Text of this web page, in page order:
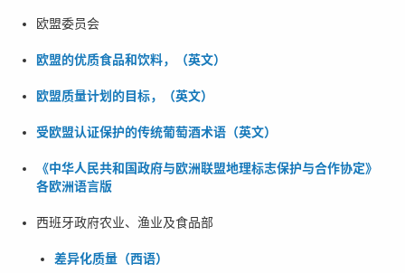
欧盟委员会
欧盟的优质食品和饮料，（英文）
欧盟质量计划的目标，（英文）
受欧盟认证保护的传统葡萄酒术语（英文）
《中华人民共和国政府与欧洲联盟地理标志保护与合作协定》
各欧洲语言版
西班牙政府农业、渔业及食品部
差异化质量（西语）